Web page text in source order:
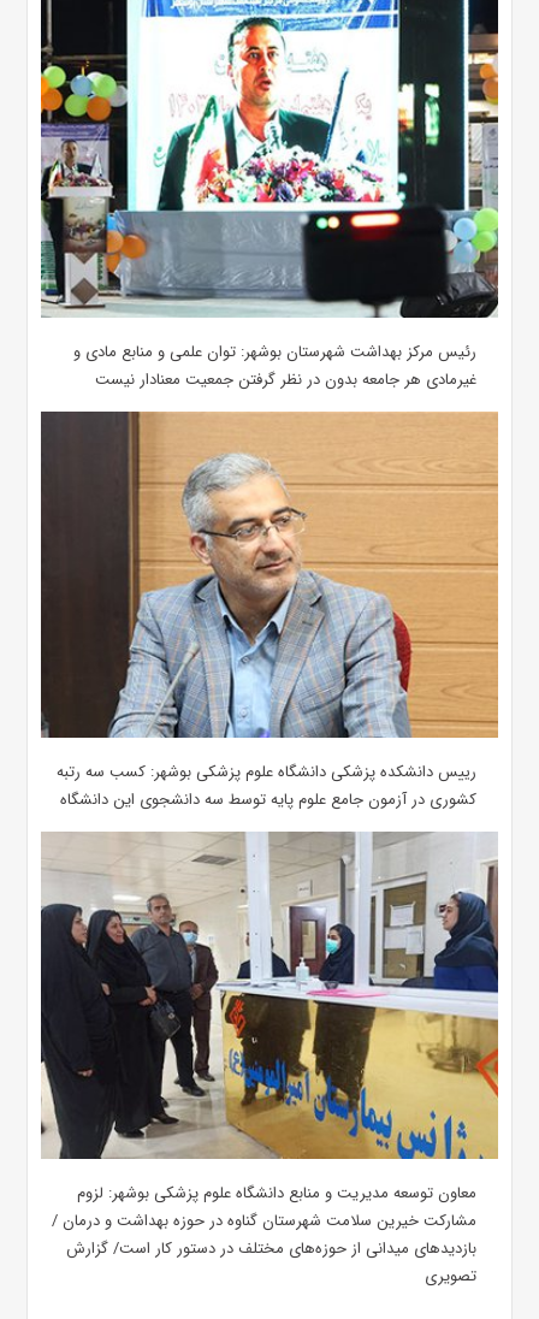
رئیس مرکز بهداشت شهرستان بوشهر: توان علمی و منابع مادی و
غیرمادی هر جامعه بدون در نظر گرفتن جمعیت معنادار نیست
رییس دانشکده پزشکی دانشگاه علوم پزشکی بوشهر: کسب سه رتبه
کشوری در آزمون جامع علوم پایه توسط سه دانشجوی این دانشگاه
معاون توسعه مدیریت و منابع دانشگاه علوم پزشکی بوشهر: لزوم
مشارکت خیرین سلامت شهرستان گناوه در حوزه بهداشت و درمان /
بازدیدهای میدانی از حوزه‌های مختلف در دستور کار است/ گزارش
تصویری